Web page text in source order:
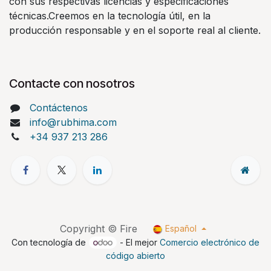
técnicas.Creemos en la tecnología útil, en la
producción responsable y en el soporte real al cliente.
Contacte con nosotros
Contáctenos
info@rubhima.com
+34 937 213 286
Copyright © Fire
Español
Con tecnología de
- El mejorComercio electrónico de
código abierto